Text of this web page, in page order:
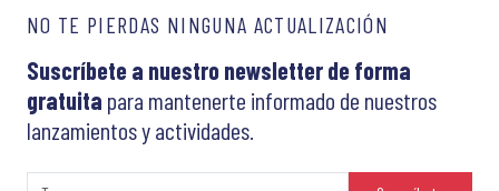
NO TE PIERDAS NINGUNA ACTUALIZACIÓN
Suscríbete a nuestro newsletter de forma
gratuita para mantenerte informado de nuestros
lanzamientos y actividades.